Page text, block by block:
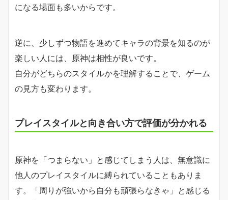
になる場面も多いからです。
逆に、少しずつ物語を進めてキャラの背景を知るのが
楽しい人には、原神は相性が良いです。
自分がどちらのスタイルかを理解することで、ゲーム
の見方も変わります。
プレイスタイルと向き合い方で評価が分かれる
原神を「つまらない」と感じてしまう人は、無意識に
他人のプレイスタイルに縛られていることもありま
す。「周りが強いから自分も頑張らなきゃ」と感じる